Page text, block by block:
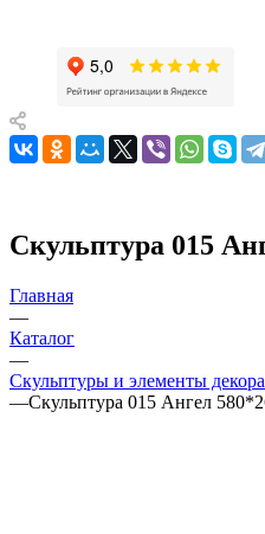
Скульптура 015
Главная
—
Каталог
—
Скульптуры и элементы декора
—Скульптура 015 Ангел